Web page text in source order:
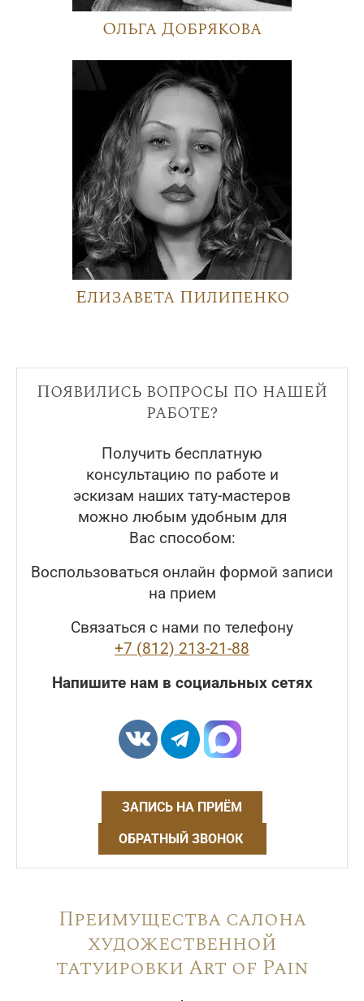
Ольга Добрякова
Елизавета Пилипенко
Появились вопросы по нашей
работе?
Получить бесплатную
консультацию по работе и
эскизам наших тату-мастеров
можно любым удобным для
Вас способом:
Воспользоваться онлайн формой записи
на прием
Связаться с нами по телефону
+7 (812) 213-21-88
Напишите нам в социальных сетях
ЗАПИСЬ НА ПРИЁМ
ОБРАТНЫЙ ЗВОНОК
Преимущества салона
художественной
татуировки Art of Pain